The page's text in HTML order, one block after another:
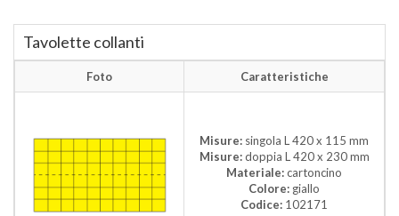
Tavolette collanti
Foto Caratteristiche
Misure: singola L 420 x 115 mm
Misure:doppia L 420 x 230 mm
Materiale:cartoncino
Colore: giallo
Codice: 102171